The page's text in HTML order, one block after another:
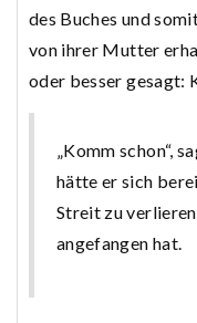
des Buches und
von ihrer Mutter
oder besser gesagt:
„Komm schon“,
hätte er sich
Streit zu
angefangen hat.